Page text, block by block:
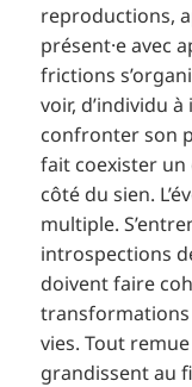
reproductions,
présent·e avec
frictions
voir, d’individu
confronter son
fait coexister un
côté du sien.
multiple.
introspections
doivent faire
vies. Tout
grandissent au